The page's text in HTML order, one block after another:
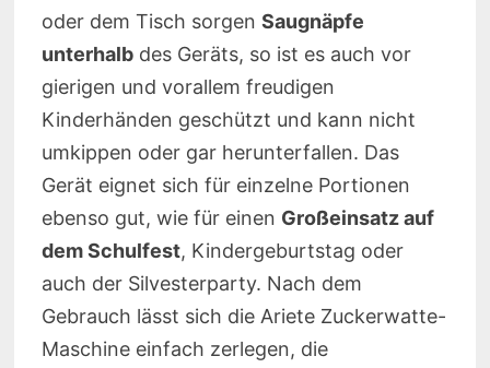
oder dem Tisch sorgen Saugnäpfe
unterhalbdes Geräts, so ist es auch vor
gierigen und vorallem freudigen
Kinderhänden geschützt und kann nicht
umkippen oder gar herunterfallen. Das
Gerät eignet sich für einzelne Portionen
ebenso gut, wie für einen Großeinsatz auf
dem Schulfest, Kindergeburtstag oder
auch der Silvesterparty. Nach dem
Gebrauch lässt sich die Ariete Zuckerwatte-
Maschine einfach zerlegen, die